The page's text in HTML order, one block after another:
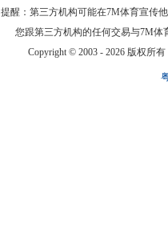
提醒：第三方机构可能在7M体育宣传
您跟第三方机构的任何交易与7M
Copyright © 2003 - 2026 版权所有